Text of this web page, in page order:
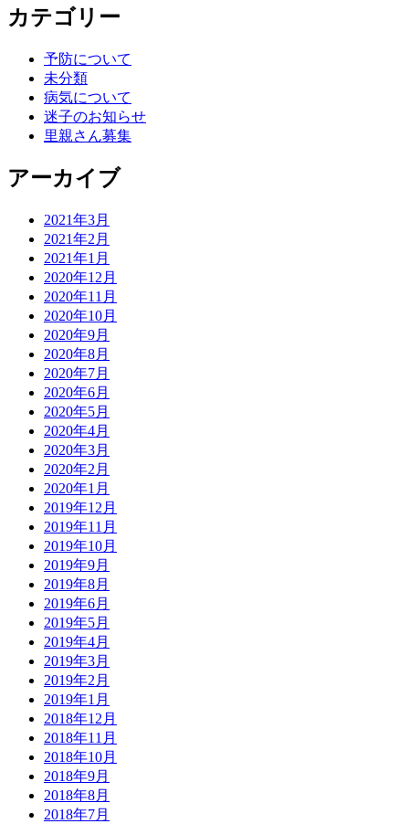
カテゴリー
予防について
未分類
病気について
迷子のお知らせ
里親さん募集
アーカイブ
2021年3月
2021年2月
2021年1月
2020年12月
2020年11月
2020年10月
2020年9月
2020年8月
2020年7月
2020年6月
2020年5月
2020年4月
2020年3月
2020年2月
2020年1月
2019年12月
2019年11月
2019年10月
2019年9月
2019年8月
2019年6月
2019年5月
2019年4月
2019年3月
2019年2月
2019年1月
2018年12月
2018年11月
2018年10月
2018年9月
2018年8月
2018年7月